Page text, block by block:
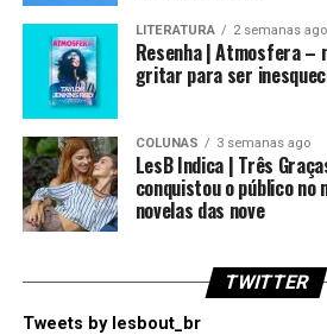
LITERATURA 2 semanas ago
Resenha | Atmosfera –
gritar para ser
COLUNAS 3 semanas ago
LesB Indica | Três
conquistou o público no
novelas das nove
TWITTER
Tweets by lesbout_br